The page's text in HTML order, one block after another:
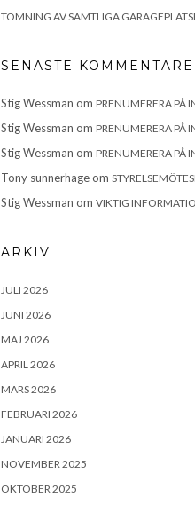
TÖMNING AV SAMTLIGA
SENASTE
Stig Wessman om PRENUMERERA PÅ
Stig Wessman om PRENUMERERA PÅ
Stig Wessman om PRENUMERERA PÅ
Tony sunnerhageom
Stig Wessman om VIKTIG
ARKIV
JULI 2026
JUNI 2026
MAJ 2026
APRIL 2026
MARS 2026
FEBRUARI 2026
JANUARI 2026
NOVEMBER 2025
OKTOBER 2025